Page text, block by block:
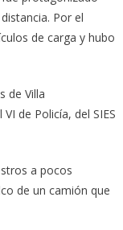
Por el
de carga y hubo
de Villa
de Policía, del SIES
a pocos
de un camión que